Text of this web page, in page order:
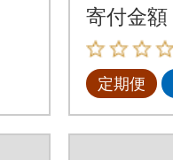
寄付金額
定期便